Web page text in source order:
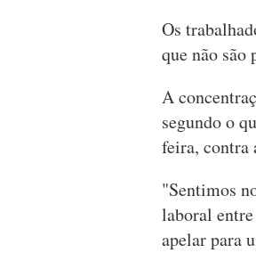
Os
que não são
A
segundo o
feira, contra
"Sentimos
laboral
apelar para